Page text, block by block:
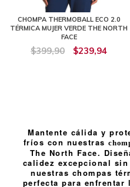
CHOMPA THERMOBALL ECO 2.0
TÉRMICA MUJER VERDE THE NORTH
FACE
$399,90 $239,94
Mantente cálida y
fríos con nuestras
The North Face.
calidez excepcional
nuestras chompas
perfecta para enfrentar